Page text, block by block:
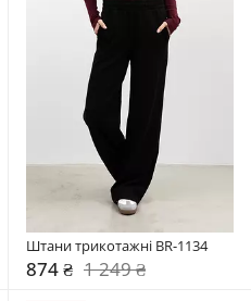
Штани трикотажні BR-1134
874 ₴ 1 249 ₴